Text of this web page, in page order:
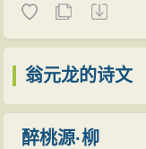
翁元龙的诗文
醉桃源·柳